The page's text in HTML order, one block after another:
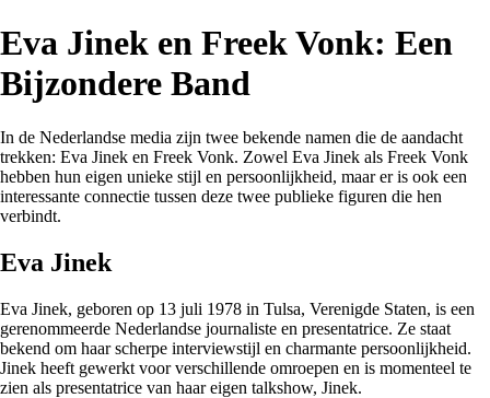
Eva Jinek en Freek Vonk: Een
Bijzondere Band
In de Nederlandse media zijn twee bekende namen die de aandacht
trekken: Eva Jinek en Freek Vonk. Zowel Eva Jinek als Freek Vonk
hebben hun eigen unieke stijl en persoonlijkheid, maar er is ook een
interessante connectie tussen deze twee publieke figuren die hen
verbindt.
Eva Jinek
Eva Jinek, geboren op 13 juli 1978 in Tulsa, Verenigde Staten, is een
gerenommeerde Nederlandse journaliste en presentatrice. Ze staat
bekend om haar scherpe interviewstijl en charmante persoonlijkheid.
Jinek heeft gewerkt voor verschillende omroepen en is momenteel te
zien als presentatrice van haar eigen talkshow, Jinek.